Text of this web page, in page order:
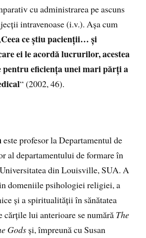
cu administrarea pe ascuns
intravenoase (i.v.). Așa cum
Ceea ce știu pacienții… și
ei le acordă lucrurilor, acestea
pentru eficiența unei mari părți a
“ (2002, 46).
este profesor la Departamentul de
al departamentului de formare în
din Louisville, SUA. A
domeniile psihologiei religiei, a
și a spiritualității în sănătatea
cărțile lui anterioare se numără The
Gods și, împreună cu Susan